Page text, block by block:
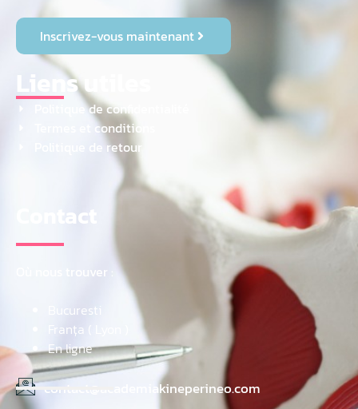
Inscrivez-vous maintenant
Liens utiles
Politique de confidentialité
Termes et conditions
Politique de retour
Contact
Où nous trouver :
Bucuresti
Franța ( Lyon )
En ligne
contact@academiakineperineo.com